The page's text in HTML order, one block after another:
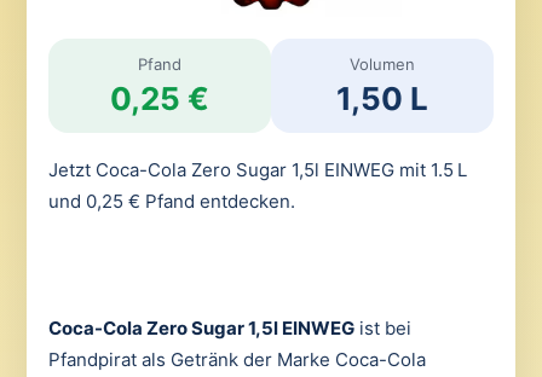
Pfand
0,25 €
Volumen
1,50 L
Jetzt Coca-Cola Zero Sugar 1,5l EINWEG mit 1.5 L
und 0,25 € Pfand entdecken.
Coca-Cola Zero Sugar 1,5l EINWEGist bei
Pfandpirat als Getränk der Marke Coca-Cola